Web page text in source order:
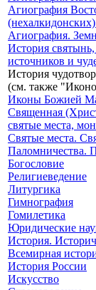
Агиография
Агиография.
История
источников и
История
(см. также
Иконы Божией
Священная
святые места,
Святые места.
Паломничества.
Богословие
Религиеведение
Литургика
Гимнография
Гомилетика
Юридические
История.
Всемирная
История России
Искусство